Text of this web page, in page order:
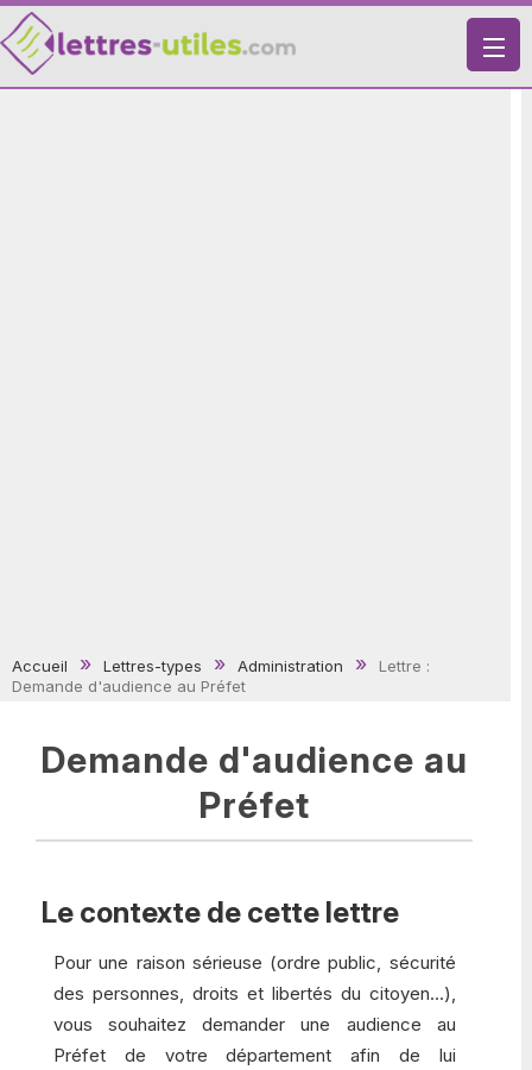
X
Accueil Lettres-types Administration
Lettre :
Demande d'audience au Préfet
Demande d'audience au
Préfet
Le contexte de cette lettre
Pour une raison sérieuse (ordre public, sécurité
des personnes, droits et libertés du citoyen...),
vous souhaitez demander une audience au
Préfet de votre département afin de lui